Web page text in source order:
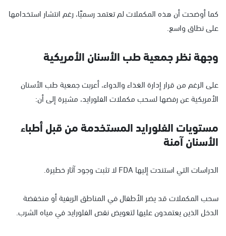
كما أوضحت أن هذه المكملات لم تعتمد رسميًا، رغم انتشار استخدامها
على نطاق واسع.
وجهة نظر جمعية طب الأسنان الأمريكية
على الرغم من قرار إدارة الغذاء والدواء، أعربت جمعية طب الأسنان
الأمريكية عن رفضها لسحب مكملات الفلورايد، مشيرة إلى أن:
مستويات الفلورايد المستخدمة من قبل أطباء
الأسنان آمنة
الدراسات التي استندت إليها FDA لا تثبت وجود آثار خطيرة.
سحب المكملات قد يضر الأطفال في المناطق الريفية أو منخفضة
الدخل الذين يعتمدون عليها لتعويض نقص الفلورايد في مياه الشرب.